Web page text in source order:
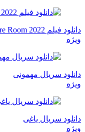
دانلود فیلم Wire Room 2022 اتاق شنود
ویژه
دانلود سریال مهمونی
ویژه
دانلود سریال یاغی
ویژه